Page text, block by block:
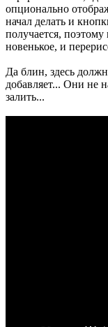
опционально
начал делать и
получается,
новенькое, и
Да блин, здесь
добавляет... Они не
залить...